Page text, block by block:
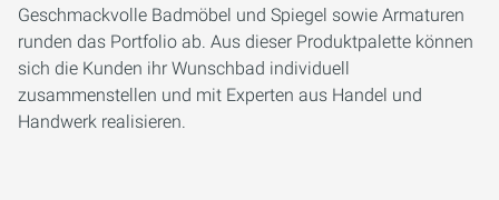
Geschmackvolle Badmöbel und Spiegel sowie Armaturen
runden das Portfolio ab. Aus dieser Produktpalette können
sich die Kunden ihr Wunschbad individuell
zusammenstellen und mit Experten aus Handel und
Handwerk realisieren.